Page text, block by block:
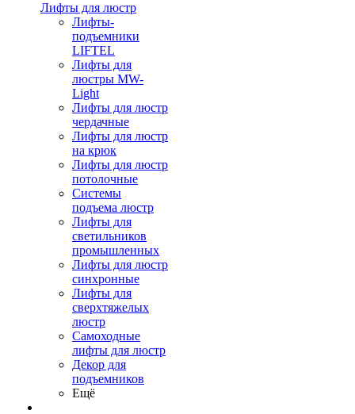
Лифты для люстр
Лифты-
подъемники
LIFTEL
Лифты для
люстры MW-
Light
Лифты для люстр
чердачные
Лифты для люстр
на крюк
Лифты для люстр
потолочные
Системы
подъема люстр
Лифты для
светильников
промышленных
Лифты для люстр
синхронные
Лифты для
сверхтяжелых
люстр
Самоходные
лифты для люстр
Декор для
подъемников
Ещё